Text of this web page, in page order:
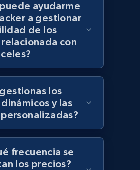
discovery by category url
Comenzar ahora
ayudarme
a gestionar
de los
con
los
y las
frecuencia se
los precios?